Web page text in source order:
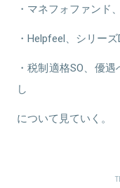
・マネフォファンド
・Helpfeel、シリー
・税制適格SO、優
し
について見ていく。